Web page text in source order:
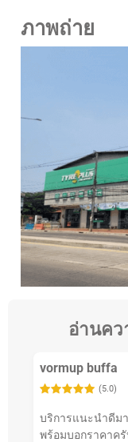
ภาพถ่าย
อ่านคว
vormup buffa
(5.0)
บริการแนะนำดีม
พร้อมบอกราคาค